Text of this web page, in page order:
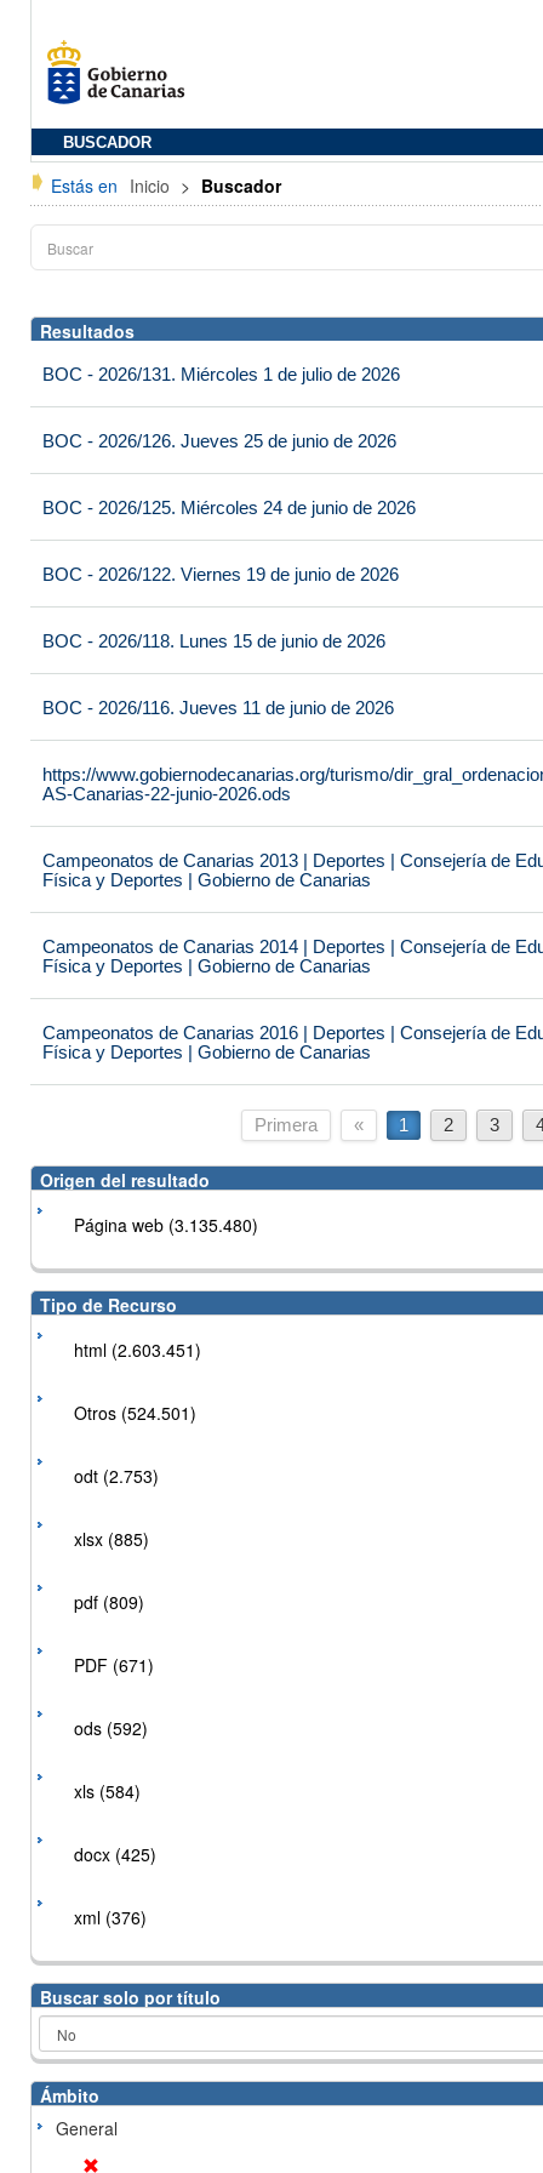
BUSCADOR
Estás en Inicio > Buscador
Resultados
BOC - 2026/131. Miércoles 1 de julio de 2026
BOC - 2026/126. Jueves 25 de junio de 2026
BOC - 2026/125. Miércoles 24 de junio de 2026
BOC - 2026/122. Viernes 19 de junio de 2026
BOC - 2026/118. Lunes 15 de junio de 2026
BOC - 2026/116. Jueves 11 de junio de 2026
https://www.gobiernodecanarias.org/turismo/
AS-Canarias-22-junio-2026.ods
Campeonatos de Canarias 2013 | Deportes | Consejería de
Física y Deportes | Gobierno de Canarias
Campeonatos de Canarias 2014 | Deportes | Consejería de
Física y Deportes | Gobierno de Canarias
Campeonatos de Canarias 2016 | Deportes | Consejería de
Física y Deportes | Gobierno de Canarias
Primera « 1 2 3
Origen del resultado
Página web (3.135.480)
Tipo de Recurso
html (2.603.451)
Otros (524.501)
odt (2.753)
xlsx (885)
pdf (809)
PDF (671)
ods (592)
xls (584)
docx (425)
xml (376)
Buscar solo por título
Ámbito
General